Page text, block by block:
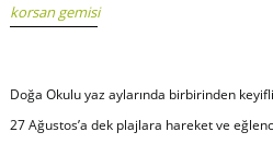
korsan gemisi
Doğa Okulu yaz aylarında birbirinden
27 Ağustos’a dek plajlara hareket ve